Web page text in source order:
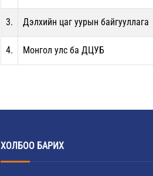
3. Дэлхийн цаг уурын байгууллага
4. Монгол улс ба ДЦУБ
ХОЛБОО БАРИХ